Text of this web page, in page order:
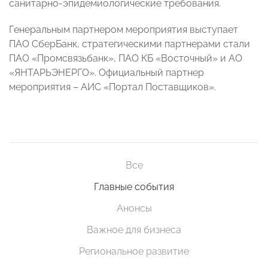
санитарно-эпидемиологические требования.
Генеральным партнером мероприятия выступает
ПАО СберБанк, стратегическими партнерами стали
ПАО «Промсвязьбанк», ПАО КБ «Восточный» и АО
«ЯНТАРЬЭНЕРГО». Официальный партнер
мероприятия – АИС «Портал Поставщиков».
Все
Главные события
Анонсы
Важное для бизнеса
Региональное развитие